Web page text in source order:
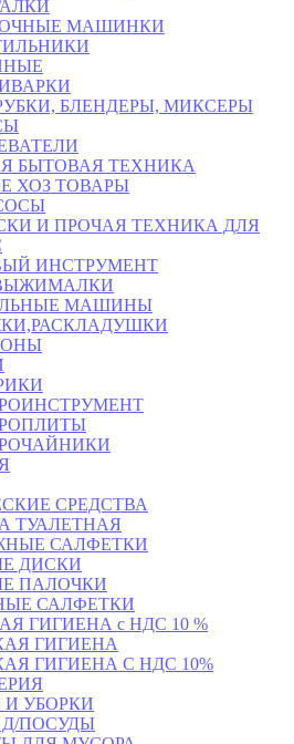
МАШИНКИ
БЛЕНДЕРЫ, МИКСЕРЫ
БЫТОВАЯ ТЕХНИКА
ХОЗ ТОВАРЫ
И ПРОЧАЯ ТЕХНИКА ДЛЯ
ИНСТРУМЕНТ
МАШИНЫ
СРЕДСТВА
ТУАЛЕТНАЯ
САЛФЕТКИ
ДИСКИ
ПАЛОЧКИ
САЛФЕТКИ
ГИГИЕНА с НДС 10 %
ГИГИЕНА
ГИГИЕНА С НДС 10%
УБОРКИ
Д/ПОСУДЫ